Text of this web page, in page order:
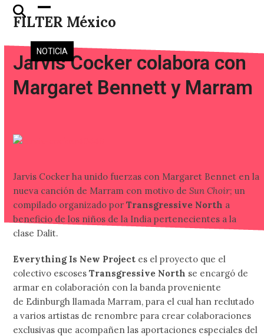
Skip
FILTER México
Open
mobile
menu
Close
mobile
menu
NOTICIA
Jarvis Cocker colabora con
Margaret Bennett y Marram
Jarvis Cocker ha unido fuerzas con Margaret Bennet en la
nueva canción de Marram con motivo deSun Choir; un
compilado organizado porTransgressive North a
beneficio de los niños de la India pertenecientes a la
clase Dalit.
Everything Is New Project es el proyecto que el
colectivo escosesTransgressive North se encargó de
armar en colaboración con la banda proveniente
de Edinburgh llamada Marram, para el cual han reclutado
a varios artistas de renombre para crear colaboraciones
exclusivas que acompañen las aportaciones especiales del